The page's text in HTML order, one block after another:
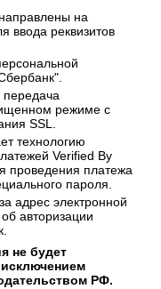
на
реквизитов
режиме с
SSL.
технологию
Verified By
проведения платежа
пароля.
адрес электронной
авторизации
не будет
РФ.